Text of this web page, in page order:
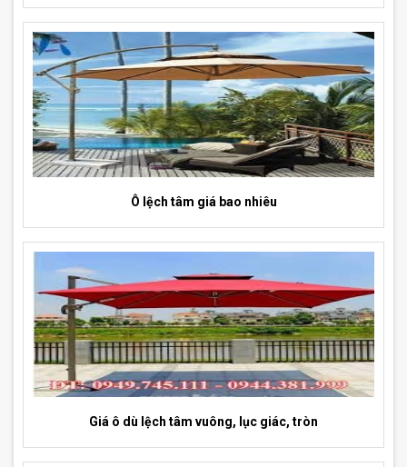
Ô lệch tâm giá bao nhiêu
Giá ô dù lệch tâm vuông, lục giác, tròn